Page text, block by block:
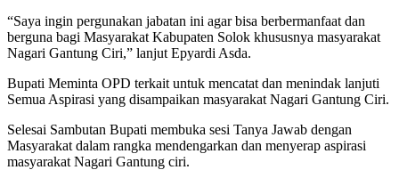
“Saya ingin pergunakan jabatan ini agar bisa berbermanfaat dan
berguna bagi Masyarakat Kabupaten Solok khususnya masyarakat
Nagari Gantung Ciri,” lanjut Epyardi Asda.
Bupati Meminta OPD terkait untuk mencatat dan menindak lanjuti
Semua Aspirasi yang disampaikan masyarakat Nagari Gantung Ciri.
Selesai Sambutan Bupati membuka sesi Tanya Jawab dengan
Masyarakat dalam rangka mendengarkan dan menyerap aspirasi
masyarakat Nagari Gantung ciri.